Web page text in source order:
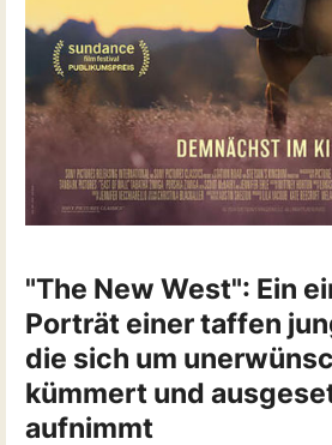
"The New West": Ein
Porträt einer taffen
die sich um
kümmert und
aufnimmt